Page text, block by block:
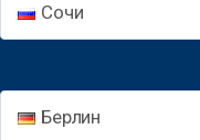
Сочи
Берлин